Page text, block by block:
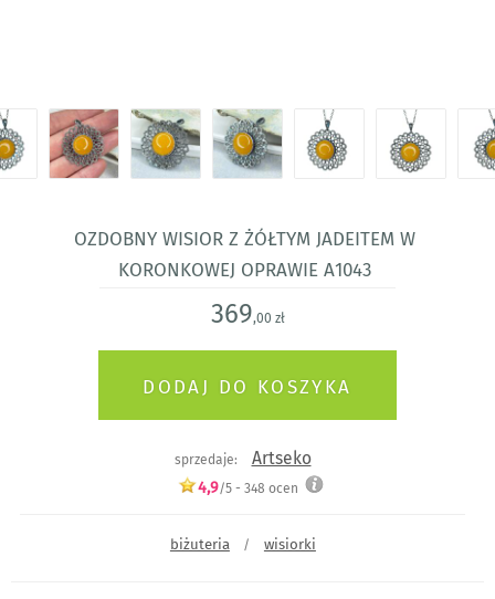
Ozdobny wisior z żółtym jadeitem w
koronkowej oprawie a1043
369,00 zł
sprzedaje: Artseko
4,9/5 - 348 ocen
biżuteria / wisiorki